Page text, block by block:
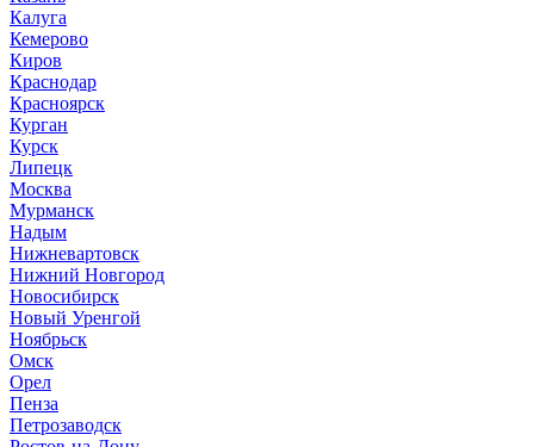
Калуга
Кемерово
Киров
Краснодар
Красноярск
Курган
Курск
Липецк
Москва
Мурманск
Надым
Нижневартовск
Нижний Новгород
Новосибирск
Новый Уренгой
Ноябрьск
Омск
Орел
Пенза
Петрозаводск